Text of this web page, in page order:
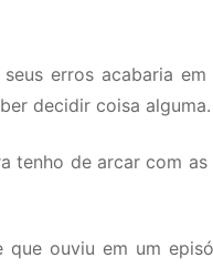
erros acabaria
decidir coisa alguma.
de arcar com
ouviu em um